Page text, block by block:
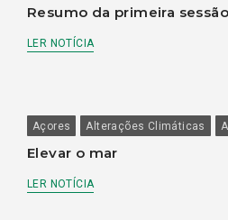
Resumo da primeira sessão
LER NOTÍCIA
Açores Alterações Climáticas
Elevar o mar
LER NOTÍCIA